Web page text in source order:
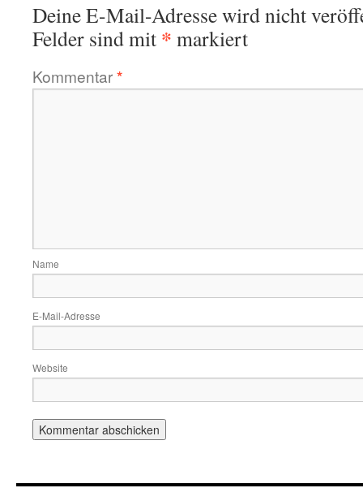
Deine E-Mail-Adresse wird nicht
Felder sind mit * markiert
Kommentar*
Name
E-Mail-Adresse
Website